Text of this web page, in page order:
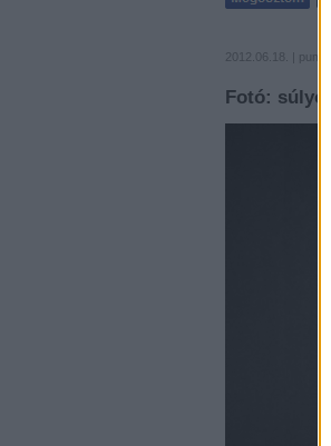
2012.06.18. | pumpa
Fotó: